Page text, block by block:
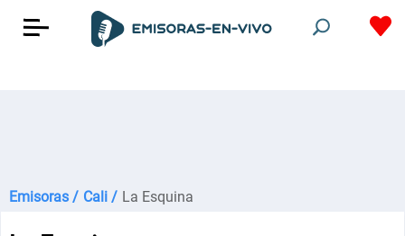
Emisoras / Cali / La Esquina